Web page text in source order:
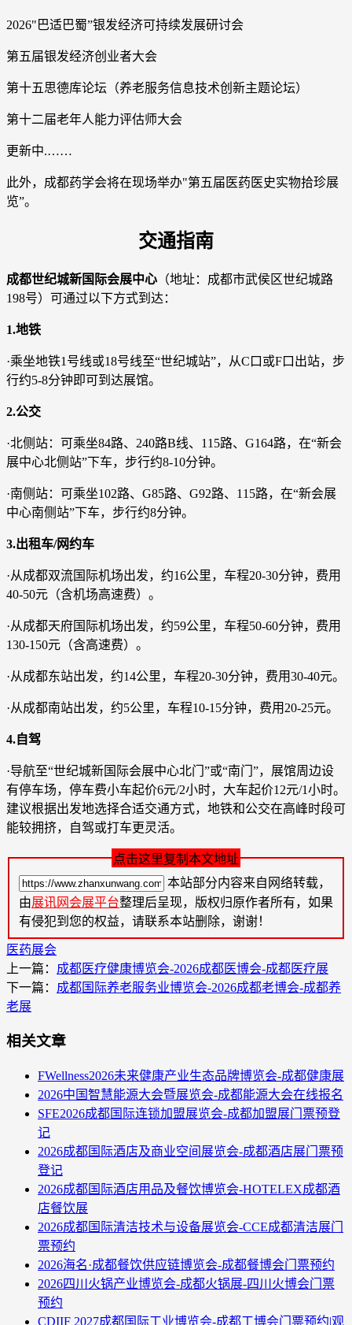
2026"巴适巴蜀”银发经济可持续发展研讨会
第五届银发经济创业者大会
第十五思德库论坛（养老服务信息技术创新主题论坛）
第十二届老年人能力评估师大会
更新中.……
此外，成都药学会将在现场举办"第五届医药医史实物拾珍展
览”。
交通指南
成都世纪城新国际会展中心 （地址：成都市武侯区世纪城路
198号）可通过以下方式到达：
1.地铁
·乘坐地铁1号线或18号线至“世纪城站”，从C口或F口出站，步
行约5-8分钟即可到达展馆。
2.公交
·北侧站：可乘坐84路、240路B线、115路、G164路，在“新会
展中心北侧站”下车，步行约8-10分钟。
·南侧站：可乘坐102路、G85路、G92路、115路，在“新会展
中心南侧站”下车，步行约8分钟。
3.出租车/网约车
·从成都双流国际机场出发，约16公里，车程20-30分钟，费用
40-50元（含机场高速费）。
·从成都天府国际机场出发，约59公里，车程50-60分钟，费用
130-150元（含高速费）。
·从成都东站出发，约14公里，车程20-30分钟，费用30-40元。
·从成都南站出发，约5公里，车程10-15分钟，费用20-25元。
4.自驾
·导航至“世纪城新国际会展中心北门”或“南门”，展馆周边设
有停车场，停车费小车起价6元/2小时，大车起价12元/1小时。
建议根据出发地选择合适交通方式，地铁和公交在高峰时段可
能较拥挤，自驾或打车更灵活。
点击这里复制本文地址
本站部分内容来自网络转载，
由展讯网会展平台整理后呈现，版权归原作者所有，如果
有侵犯到您的权益，请联系本站删除，谢谢！
医药展会
上一篇： 成都医疗健康博览会-2026成都医博会-成都医疗展
下一篇： 成都国际养老服务业博览会-2026成都老博会-成都养
老展
相关文章
FWellness2026未来健康产业生态品牌博览会-成都健康展
2026中国智慧能源大会暨展览会-成都能源大会在线报名
SFE2026成都国际连锁加盟展览会-成都加盟展门票预登
记
2026成都国际酒店及商业空间展览会-成都酒店展门票预
登记
2026成都国际酒店用品及餐饮博览会-HOTELEX成都酒
店餐饮展
2026成都国际清洁技术与设备展览会-CCE成都清洁展门
票预约
2026海名·成都餐饮供应链博览会-成都餐博会门票预约
2026四川火锅产业博览会-成都火锅展-四川火博会门票
预约
CDIIF 2027成都国际工业博览会-成都工博会门票预约|观